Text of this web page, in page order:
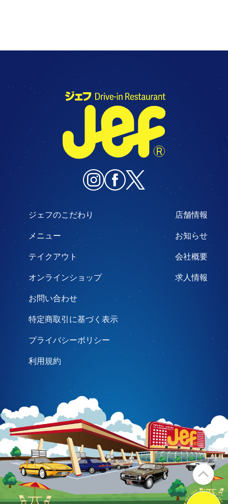
ジェフのこだわり
メニュー
テイクアウト
オンラインショップ
店舗情報
お知らせ
会社概要
求人情報
お問い合わせ
特定商取引に基づく表示
プライバシーポリシー
利用規約